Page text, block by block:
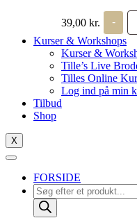
39,00 kr. -
-
10
Kurser & Workshops
Kurser &
Tille’s Live
Tilles Online
Log ind på min
Tilbud
Shop
X
FORSIDE
Products
search